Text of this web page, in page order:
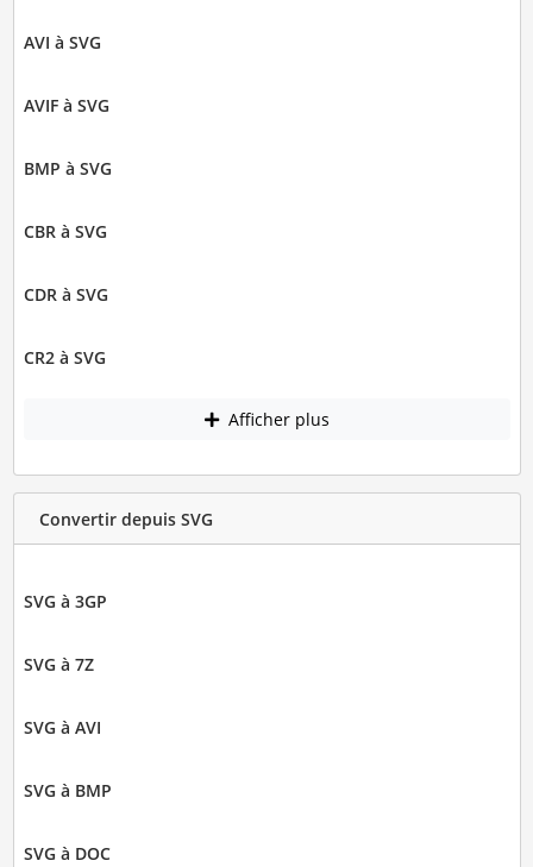
AVI à SVG
AVIF à SVG
BMP à SVG
CBR à SVG
CDR à SVG
CR2 à SVG
Afficher plus
Convertir depuis SVG
SVG à 3GP
SVG à 7Z
SVG à AVI
SVG à BMP
SVG à DOC